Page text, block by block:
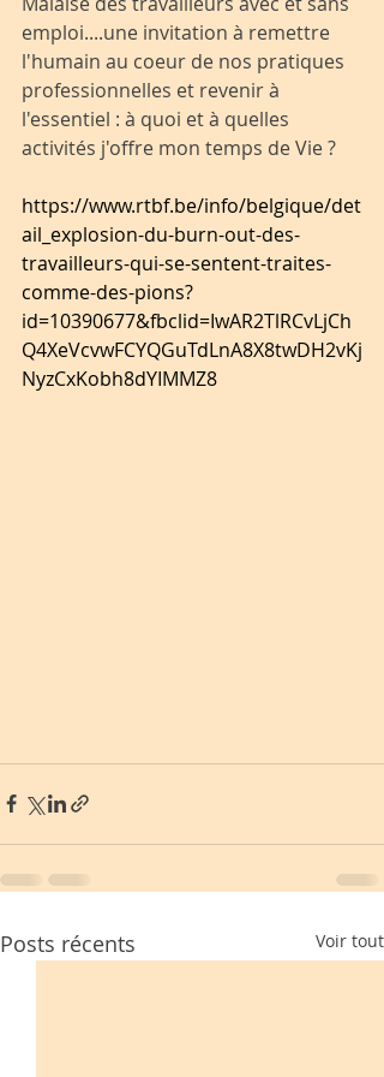
emploi....une invitation à remettre
l'humain au coeur de nos pratiques
professionnelles et revenir à
l'essentiel : à quoi et à quelles
activités j'offre mon temps de Vie ?
https://www.rtbf.be/info/belgique/det
ail_explosion-du-burn-out-des-
travailleurs-qui-se-sentent-traites-
comme-des-pions?
id=10390677&fbclid=IwAR2TlRCvLjCh
Q4XeVcvwFCYQGuTdLnA8X8twDH2vKj
NyzCxKobh8dYIMMZ8
Posts récents Voir tout